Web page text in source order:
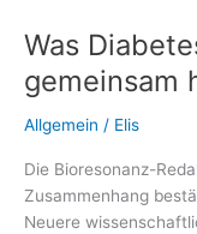
Was
gemeinsam
Allgemein / Elis
Die Bioresonanz-
Zusammenhang
Neuere